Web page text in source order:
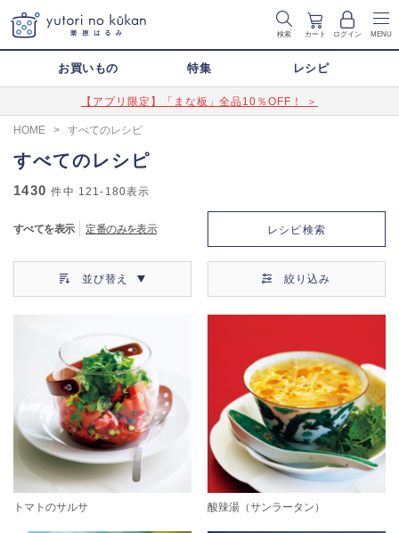
検索 カート ログイン MENU
お買いもの 特集 レシピ
【アプリ限定】「まな板」全品10％OFF！ ＞
HOME > すべてのレシピ
すべてのレシピ
1430 件中 121-180表示
すべてを表示 定番のみを表示 レシピ検索
並び替え 絞り込み
トマトのサルサ 酸辣湯（サンラータン）